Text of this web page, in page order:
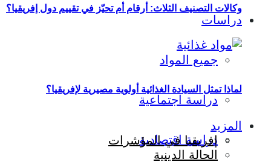
دراسات
جميع المواد
دراسة اجتماعية
دراسة اقتصادية
وكالات التصنيف الثلاث: أرقام أم تحيّز في تقييم دول إفريقيا؟
لماذا تمثل السيادة الغذائية أولوية مصيرية لإفريقيا؟
المزيد
إفريقيا في المؤشرات
الحالة الدينية